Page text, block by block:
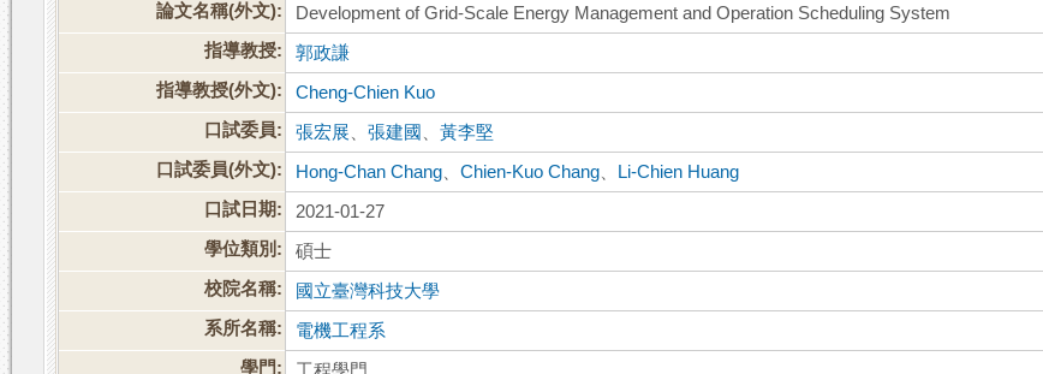
論文名稱(外文):
Development of Grid-Scale Energy Management and Operation Scheduling System
指導教授:
郭政謙
指導教授(外文):
Cheng-Chien Kuo
口試委員:
張宏展 、張建國 、黃李堅
口試委員(外文):
Hong-Chan Chang 、Chien-Kuo Chang
Li-Chien Huang
口試日期:
2021-01-27
學位類別:
碩士
校院名稱:
國立臺灣科技大學
系所名稱:
電機工程系
學門: